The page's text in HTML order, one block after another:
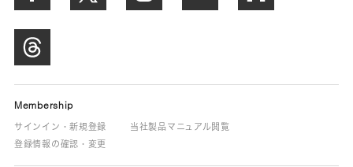
Membership
サインイン・新規登録
当社製品マニュアル閲覧
登録情報の確認・変更